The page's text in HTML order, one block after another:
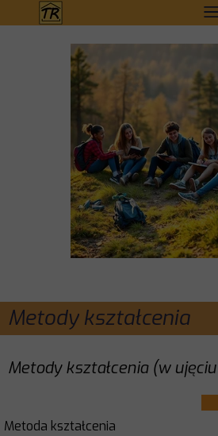
Metody kształcenia
Metody kształcenia (w
Metoda kształcenia